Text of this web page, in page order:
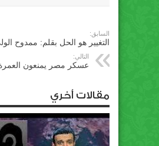
السابق:
التغيير هو الحل بقلم: ممدوح
التالي:
عسكر مصر يمنعون
مقالات أخري